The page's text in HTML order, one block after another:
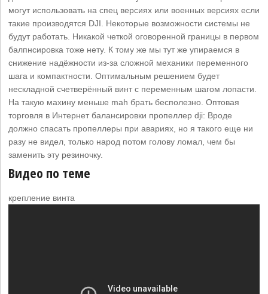
могут использовать на спец версиях или военных версиях если
такие производятся DJI. Некоторые возможности системы не
будут работать. Никакой четкой оговоренной границы в первом
балпнсировка тоже нету. К тому же мы тут же упираемся в
снижение надёжности из-за сложной механики переменного
шага и компактности. Оптимальным решением будет
нескладной счетверённый винт с переменным шагом лопасти.
На такую махину меньше mah брать бесполезно. Оптовая
торговля в Интернет балансировки пропеллер dji: Вроде
должно спасать пропеллеры при авариях, но я такого еще ни
разу не видел, только народ потом голову ломал, чем бы
заменить эту резиночку.
Видео по теме
крепление винта